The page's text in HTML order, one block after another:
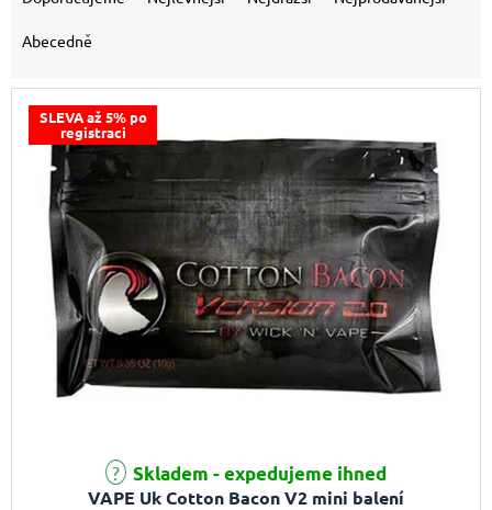
Abecedně
SLEVA až 5% po
registraci
VAPE Uk Cotton Bacon V2 mini balení
Průměrné hodnocení produktu je 3,0 z 5 hvězdiček.
Skladem - expedujeme ihned